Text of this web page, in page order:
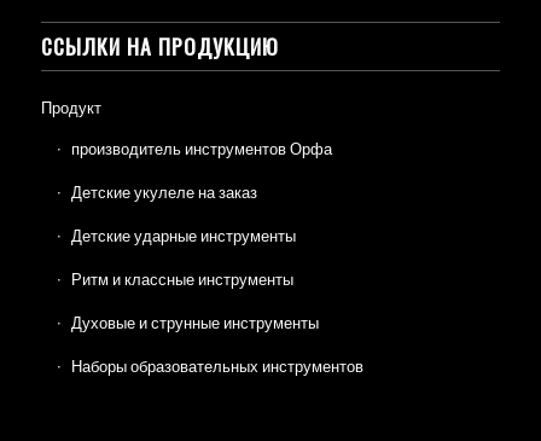
ССЫЛКИ НА ПРОДУКЦИЮ
Продукт
производитель инструментов Орфа
Детские укулеле на заказ
Детские ударные инструменты
Ритм и классные инструменты
Духовые и струнные инструменты
Наборы образовательных инструментов